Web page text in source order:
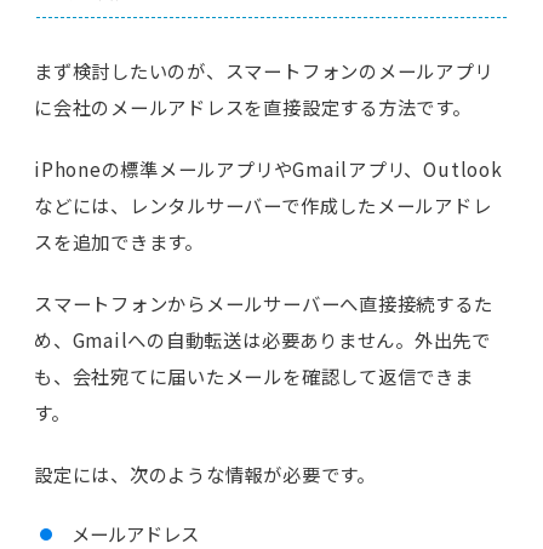
まず検討したいのが、スマートフォンのメールアプリ
に会社のメールアドレスを直接設定する方法です。
iPhoneの標準メールアプリやGmailアプリ、Outlook
などには、レンタルサーバーで作成したメールアドレ
スを追加できます。
スマートフォンからメールサーバーへ直接接続するた
め、Gmailへの自動転送は必要ありません。外出先で
も、会社宛てに届いたメールを確認して返信できま
す。
設定には、次のような情報が必要です。
メールアドレス